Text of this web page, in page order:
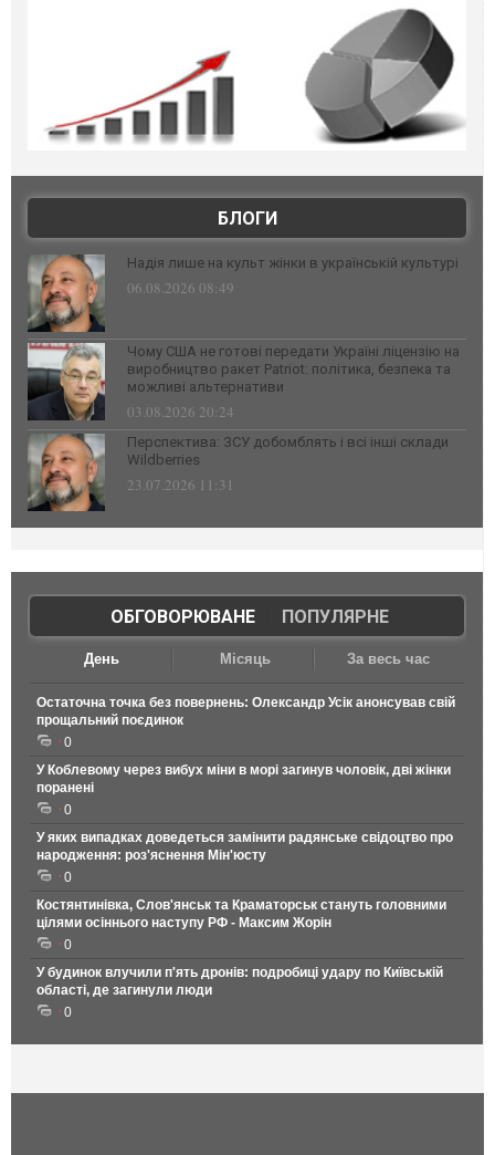
БЛОГИ
Надія лише на культ жінки в українській культурі
06.08.2026 08:49
Чому США не готові передати Україні ліцензію на
виробництво ракет Patriot: політика, безпека та
можливі альтернативи
03.08.2026 20:24
Перспектива: ЗСУ добомблять і всі інші склади
Wildberries
23.07.2026 11:31
ОБГОВОРЮВАНЕ| ПОПУЛЯРНЕ
День Місяць За весь час
Остаточна точка без повернень: Олександр Усік анонсував свій
прощальний поєдинок
0
У Коблевому через вибух міни в морі загинув чоловік, дві жінки
поранені
0
У яких випадках доведеться замінити радянське свідоцтво про
народження: роз'яснення Мін'юсту
0
Костянтинівка, Слов'янськ та Краматорськ стануть головними
цілями осіннього наступу РФ - Максим Жорін
0
У будинок влучили п'ять дронів: подробиці удару по Київській
області, де загинули люди
0